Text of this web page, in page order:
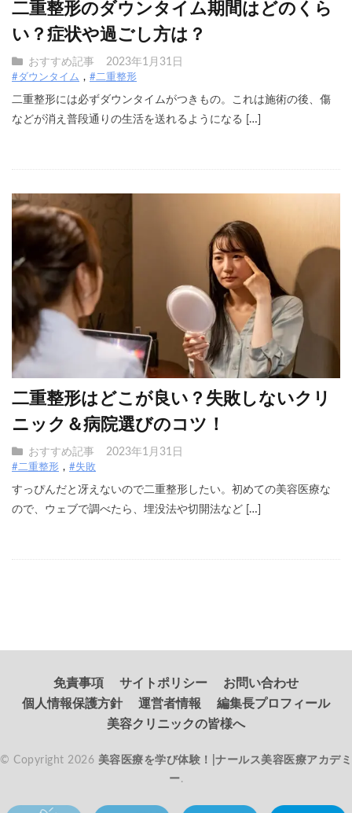
二重整形のダウンタイム期間はどのくら
い？症状や過ごし方は？
おすすめ記事 2023年1月31日
#ダウンタイム #二重整形
二重整形には必ずダウンタイムがつきもの。これは施術の後、傷
などが消え普段通りの生活を送れるようになる […]
二重整形はどこが良い？失敗しないクリ
ニック＆病院選びのコツ！
おすすめ記事 2023年1月31日
#二重整形 #失敗
すっぴんだと冴えないので二重整形したい。初めての美容医療な
ので、ウェブで調べたら、埋没法や切開法など […]
免責事項 サイトポリシー
お問い合わせ
個人情報保護方針
運営者情報
編集長プロフィール
美容クリニックの皆様へ
© Copyright 2026 美容医療を学び体験！|ナールス美容医療アカデミ
ー.